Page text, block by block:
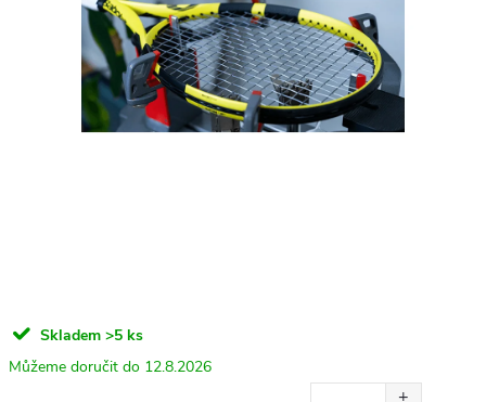
Skladem >5 ks
12.8.2026